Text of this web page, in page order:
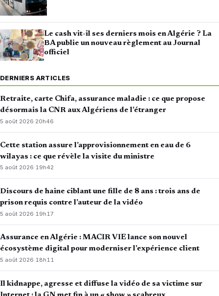
Le cash vit-il ses derniers mois en Algérie ? La
BA publie un nouveau règlement au Journal
officiel
DERNIERS ARTICLES
Retraite, carte Chifa, assurance maladie : ce que propose
désormais la CNR aux Algériens de l’étranger
5 août 2026·20h46
Cette station assure l’approvisionnement en eau de 6
wilayas : ce que révèle la visite du ministre
5 août 2026·19h42
Discours de haine ciblant une fille de 8 ans : trois ans de
prison requis contre l’auteur de la vidéo
5 août 2026· 19h17
Assurance en Algérie : MACIR VIE lance son nouvel
écosystème digital pour moderniser l’expérience client
5 août 2026·18h11
Il kidnappe, agresse et diffuse la vidéo de sa victime sur